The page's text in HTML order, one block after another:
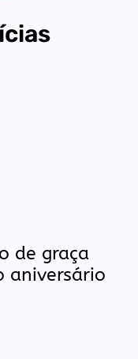
de graça
aniversário